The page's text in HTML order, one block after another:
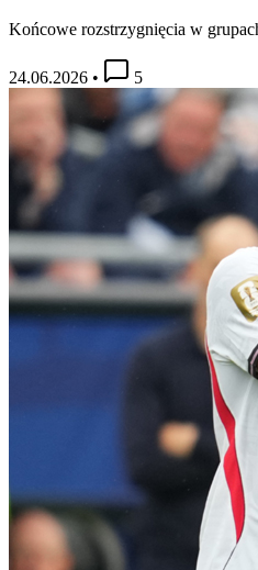
Końcowe rozstrzygnięcia w
24.06.2026 • 5